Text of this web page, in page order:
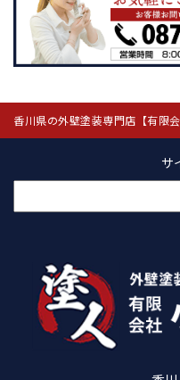
香川県の外壁塗装専門店【有限
サ
索: